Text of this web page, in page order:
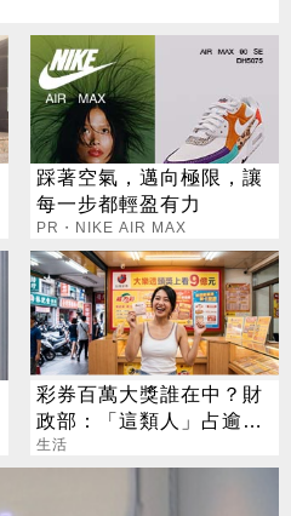
踩著空氣，邁向極限，讓
每一步都輕盈有力
PR・NIKE AIR MAX
彩券百萬大獎誰在中？財
政部：「這類人」占逾6
成
生活